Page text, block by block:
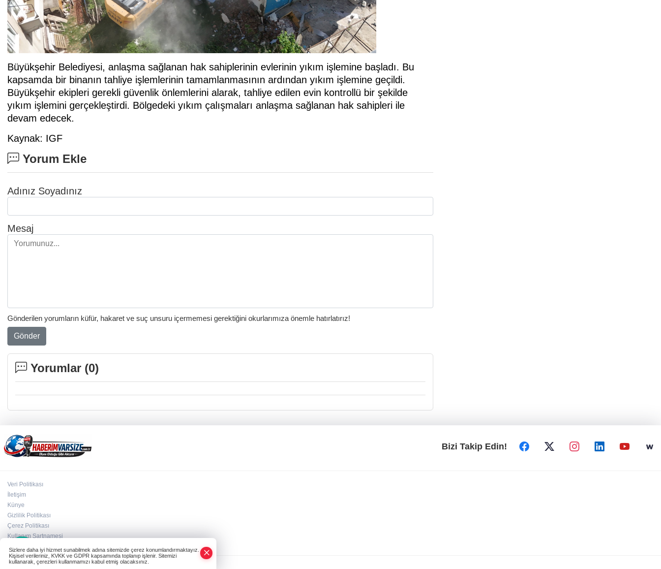
Büyükşehir Belediyesi, anlaşma sağlanan hak sahiplerinin evlerinin yıkım işlemine başladı. Bu
kapsamda bir binanın tahliye işlemlerinin tamamlanmasının ardından yıkım işlemine geçildi.
Büyükşehir ekipleri gerekli güvenlik önlemlerini alarak, tahliye edilen evin kontrollü bir şekilde
yıkım işlemini gerçekleştirdi. Bölgedeki yıkım çalışmaları anlaşma sağlanan hak sahipleri ile
devam edecek.
Kaynak: IGF
Yorum Ekle
Adınız Soyadınız
Mesaj
Gönderilen yorumların küfür, hakaret ve suç unsuru içermemesi gerektiğini okurlarımıza önemle hatırlatırız!
Gönder
Yorumlar (0)
Bizi Takip Edin!
Veri Politikası
İletişim
Künye
Gizlilik Politikası
Çerez Politikası
Kullanım Şartnamesi
Sizlere daha iyi hizmet sunabilmek adına sitemizde çerez konumlandırmaktayız.
Kişisel verileriniz, KVKK ve GDPR kapsamında toplanıp işlenir. Sitemizi
kullanarak, çerezleri kullanmamızı kabul etmiş olacaksınız.
Whatsapp×